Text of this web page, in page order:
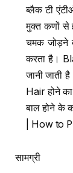
ब्लैक टी
मुक्त कणों से
चमक जोड़ने
करता है।
जानी जाती
Hair होने
बाल होने के
| How to
सामग्री